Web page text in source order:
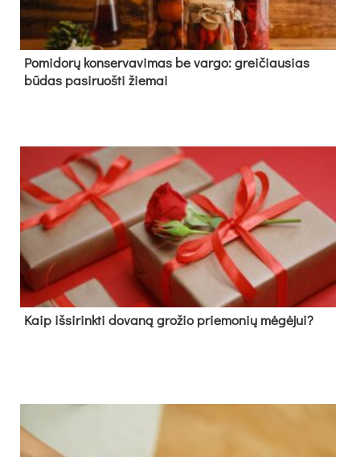
Pomidorų konservavimas be vargo: greičiausias
būdas pasiruošti žiemai
Kaip išsirinkti dovaną grožio priemonių mėgėjui?